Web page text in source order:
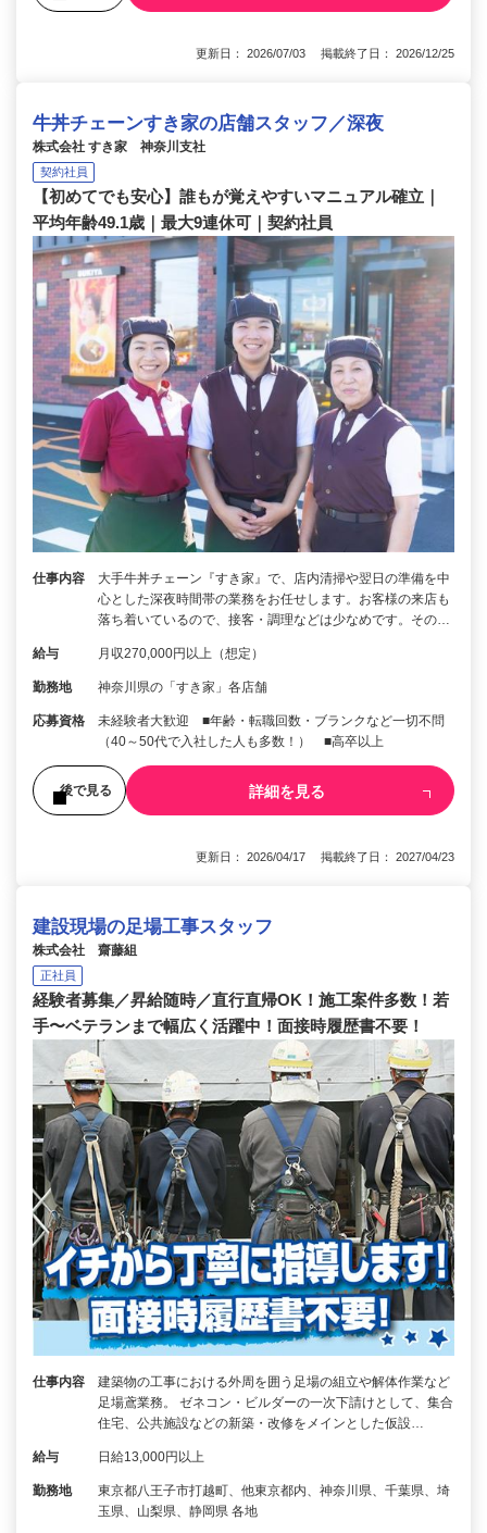
更新日： 2026/07/03 掲載終了日： 2026/12/25
牛丼チェーンすき家の店舗スタッフ／深夜
株式会社 すき家 神奈川支社
契約社員
【初めてでも安心】誰もが覚えやすいマニュアル確立｜
平均年齢49.1歳｜最大9連休可｜契約社員
仕事内容
大手牛丼チェーン『すき家』で、店内清掃や翌日の準備を中
心とした深夜時間帯の業務をお任せします。お客様の来店も
落ち着いているので、接客・調理などは少なめです。その…
給与 月収270,000円以上（想定）
勤務地 神奈川県の「すき家」各店舗
応募資格
未経験者大歓迎 ■年齢・転職回数・ブランクなど一切不問
（40～50代で入社した人も多数！） ■高卒以上
後で見る 詳細を見る
更新日： 2026/04/17 掲載終了日： 2027/04/23
建設現場の足場工事スタッフ
株式会社 齋藤組
正社員
経験者募集／昇給随時／直行直帰OK！施工案件多数！若
手〜ベテランまで幅広く活躍中！面接時履歴書不要！
仕事内容
建築物の工事における外周を囲う足場の組立や解体作業など
足場鳶業務。 ゼネコン・ビルダーの一次下請けとして、集合
住宅、公共施設などの新築・改修をメインとした仮設…
給与 日給13,000円以上
勤務地
東京都八王子市打越町、他東京都内、神奈川県、千葉県、埼
玉県、山梨県、静岡県 各地